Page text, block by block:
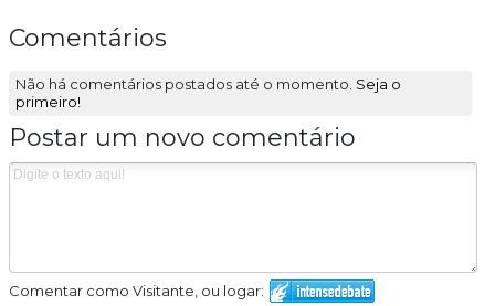
Comentários
Não há comentários postados até o momento. Seja o
primeiro!
Postar um novo comentário
Comentar como Visitante, ou logar: